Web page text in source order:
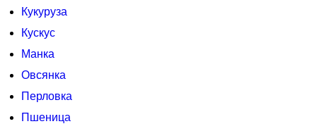
Кукуруза
Кускус
Манка
Овсянка
Перловка
Пшеница